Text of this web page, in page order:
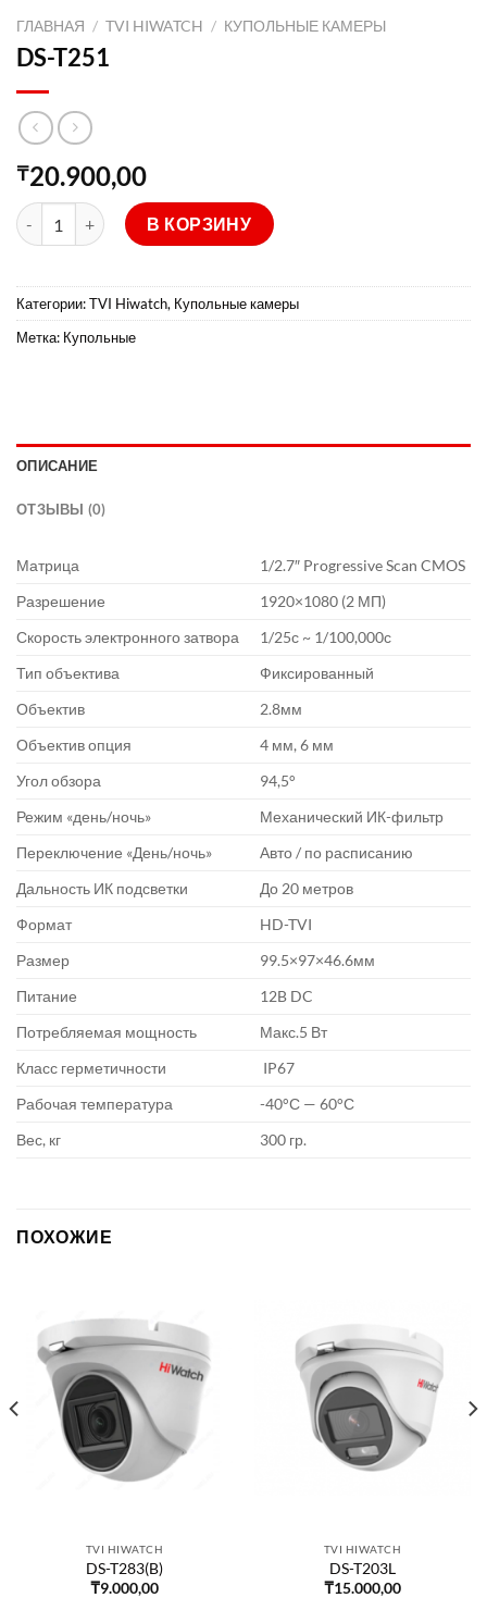
ГЛАВНАЯ / TVI HIWATCH / КУПОЛЬНЫЕ КАМЕРЫ
DS-T251
₸20.900,00
Количество товара DS-T251
В КОРЗИНУ
Категории:TVI Hiwatch, Купольные камеры
Метка: Купольные
ОПИСАНИЕ
ОТЗЫВЫ (0)
Матрица
1/2.7″ Progressive Scan CMOS
Разрешение
1920×1080 (2 МП)
Скорость электронного затвора
1/25с ~ 1/100,000с
Тип объектива
Фиксированный
Объектив
2.8мм
Объектив опция
4 мм, 6 мм
Угол обзора
94,5°
Режим «день/ночь»
Механический ИК-фильтр
Переключение «День/ночь»
Авто / по расписанию
Дальность ИК подсветки
До 20 метров
Формат
HD-TVI
Размер
99.5×97×46.6мм
Питание
12B DC
Потребляемая мощность
Макс.5 Вт
Класс герметичности
IP67
Рабочая температура
-40°С — 60°С
Вес, кг
300 гр.
ПОХОЖИЕ
TVI HIWATCH
DS-T283(B)
₸9.000,00
TVI HIWATCH
DS-T203L
₸15.000,00